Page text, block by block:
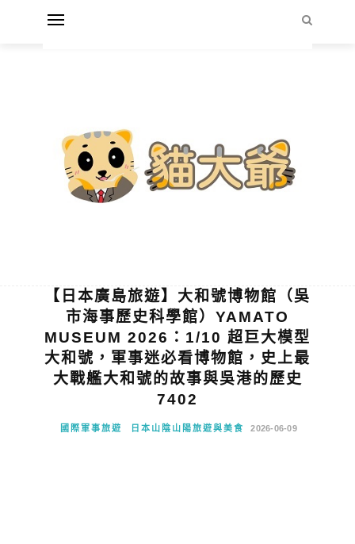
【日本廣島旅遊】大和號博物館（吳
市海事歷史科學館）YAMATO
MUSEUM 2026：1/10 超巨大模型
大和號，軍事迷必看博物館，史上最
大戰艦大和號的故事與吳港的歷史
7402
國際軍事旅遊 日本山陰山陽旅遊與美食 2026-06-09